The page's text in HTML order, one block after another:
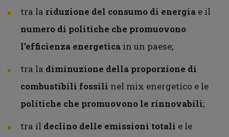
tra la riduzione del consumo di energia e il
numero di politiche che promuovono
l’efficienza energetica in un paese;
tra la diminuzione della proporzione di
combustibili fossili nel mix energetico e le
politiche che promuovono le rinnovabili;
tra il declino delle emissioni totali e le